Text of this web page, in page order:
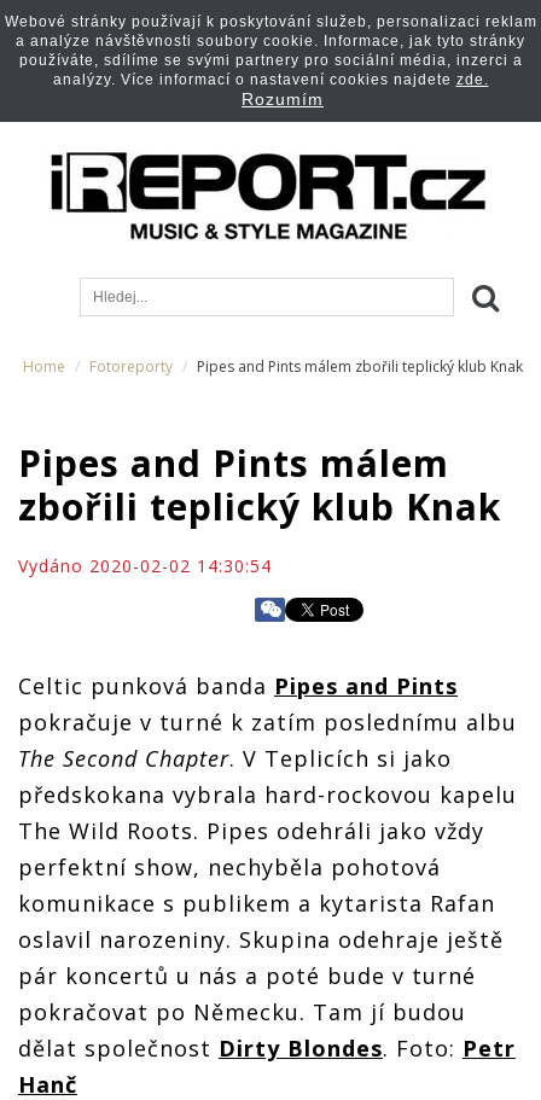
Home Fotoreporty Pipes and Pints málem zbořili teplický klub Knak
Pipes and Pints málem
zbořili teplický klub Knak
Vydáno 2020-02-02 14:30:54
Celtic punková banda Pipes and Pints
pokračuje v turné k zatím poslednímu albu
The Second Chapter. V Teplicích si jako
předskokana vybrala hard-rockovou kapelu
The Wild Roots. Pipes odehráli jako vždy
perfektní show, nechyběla pohotová
komunikace s publikem a kytarista Rafan
oslavil narozeniny. Skupina odehraje ještě
pár koncertů u nás a poté bude v turné
pokračovat po Německu. Tam jí budou
dělat společnost Dirty Blondes. Foto: Petr
Hanč
Webové stránky používají k poskytování služeb, personalizaci reklam
a analýze návštěvnosti soubory cookie. Informace, jak tyto stránky
používáte, sdílíme se svými partnery pro sociální média, inzerci a
analýzy. Více informací o nastavení cookies najdete zde.
Rozumím